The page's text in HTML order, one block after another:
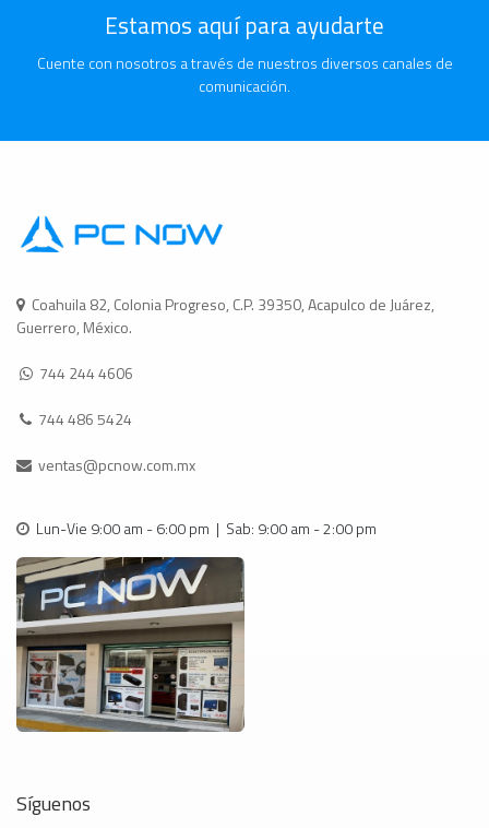
Estamos aquí para ayudarte
Cuente con nosotros a través de nuestros diversos canales de
comunicación.
Coahuila 82, Colonia Progreso, C.P. 39350, Acapulco de Juárez,
Guerrero, México.
744 244 4606
744 486 5424
ventas@pcnow.com.mx
Lun-Vie 9:00 am - 6:00 pm | Sab: 9:00 am - 2:00 pm
Síguenos